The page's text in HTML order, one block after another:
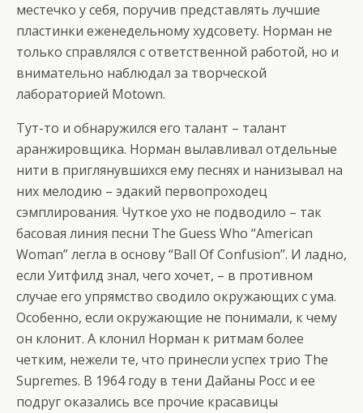
местечко у себя, поручив представлять лучшие
пластинки еженедельному худсовету. Норман не
только справлялся с ответственной работой, но и
внимательно наблюдал за творческой
лабораторией Motown.
Тут-то и обнаружился его талант – талант
аранжировщика. Норман вылавливал отдельные
нити в приглянувшихся ему песнях и нанизывал на
них мелодию – эдакий первопроходец
сэмплирования. Чуткое ухо не подводило – так
басовая линия песни The Guess Who “American
Woman” легла в основу “Ball Of Confusion”. И ладно,
если Уитфилд знал, чего хочет, – в противном
случае его упрямство сводило окружающих с ума.
Особенно, если окружающие не понимали, к чему
он клонит. А клонил Норман к ритмам более
четким, нежели те, что принесли успех трио The
Supremes. В 1964 году в тени Дайаны Росс и ее
подруг оказались все прочие красавицы